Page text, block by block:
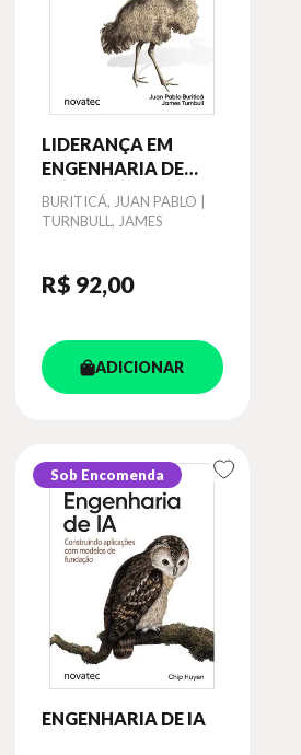
LIDERANÇA EM
ENGENHARIA DE
SOFTWARE - AS
PARTES DIFÍCEIS
Autor
BURITICÁ, JUAN PABLO |
TURNBULL, JAMES
R$ 92,00
ADICIONAR
Sob Encomenda
ENGENHARIA DE IA